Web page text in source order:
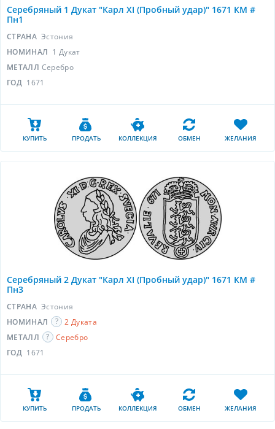
Серебряный 1 Дукат "Карл XI (Пробный удар)" 1671 КМ #
Пн1
СТРАНА Эстония
НОМИНАЛ 1 Дукат
МЕТАЛЛ Серебро
ГОД 1671
КУПИТЬ ПРОДАТЬ КОЛЛЕКЦИЯ ОБМЕН ЖЕЛАНИЯ
Серебряный 2 Дукат "Карл XI (Пробный удар)" 1671 КМ #
Пн3
СТРАНА Эстония
НОМИНАЛ
2 Дуката
МЕТАЛЛ
Серебро
ГОД 1671
КУПИТЬ ПРОДАТЬ КОЛЛЕКЦИЯ ОБМЕН ЖЕЛАНИЯ